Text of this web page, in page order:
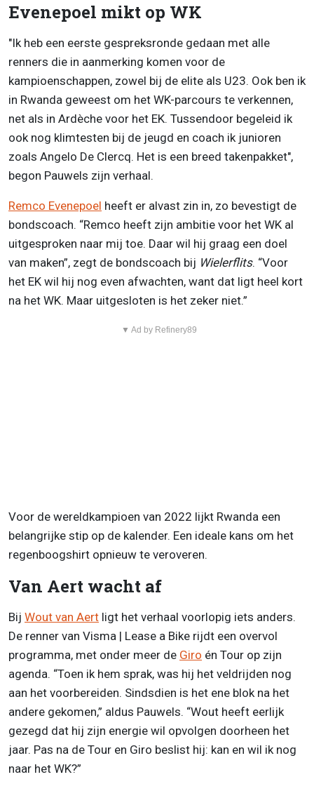
Evenepoel mikt op WK
"Ik heb een eerste gespreksronde gedaan met alle
renners die in aanmerking komen voor de
kampioenschappen, zowel bij de elite als U23. Ook ben ik
in Rwanda geweest om het WK-parcours te verkennen,
net als in Ardèche voor het EK. Tussendoor begeleid ik
ook nog klimtesten bij de jeugd en coach ik junioren
zoals Angelo De Clercq. Het is een breed takenpakket",
begon Pauwels zijn verhaal.
Remco Evenepoel heeft er alvast zin in, zo bevestigt de
bondscoach. “Remco heeft zijn ambitie voor het WK al
uitgesproken naar mij toe. Daar wil hij graag een doel
van maken”, zegt de bondscoach bij Wielerflits. “Voor
het EK wil hij nog even afwachten, want dat ligt heel kort
na het WK. Maar uitgesloten is het zeker niet.”
▼ Ad by Refinery89
Voor de wereldkampioen van 2022 lijkt Rwanda een
belangrijke stip op de kalender. Een ideale kans om het
regenboogshirt opnieuw te veroveren.
Van Aert wacht af
Bij Wout van Aert ligt het verhaal voorlopig iets anders.
De renner van Visma | Lease a Bike rijdt een overvol
programma, met onder meer de Giro én Tour op zijn
agenda. “Toen ik hem sprak, was hij het veldrijden nog
aan het voorbereiden. Sindsdien is het ene blok na het
andere gekomen,” aldus Pauwels. “Wout heeft eerlijk
gezegd dat hij zijn energie wil opvolgen doorheen het
jaar. Pas na de Tour en Giro beslist hij: kan en wil ik nog
naar het WK?”